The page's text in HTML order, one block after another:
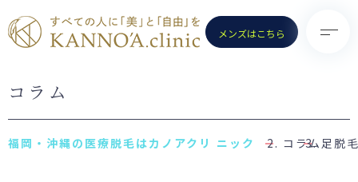
メンズはこちら
TOP
- 医療脱毛（女性）
コラム
コラム 足脱